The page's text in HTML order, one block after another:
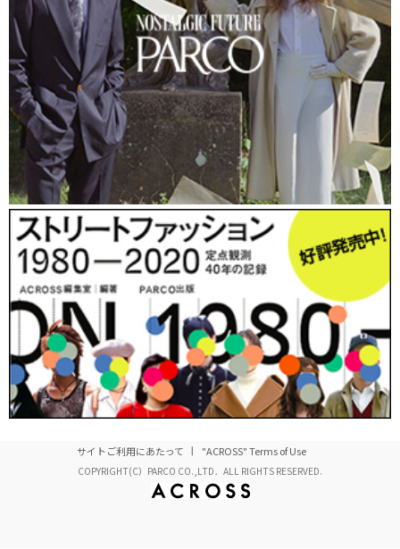
サイトご利用にあたって "ACROSS" Terms of Use
COPYRIGHT(C）PARCO CO.,LTD．ALL RIGHTS RESERVED.